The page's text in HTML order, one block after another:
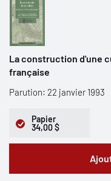
La construction d'une
française
Parution: 22 janvier 1993
Papier
34,00 $